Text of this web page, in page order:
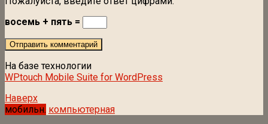
восемь + пять =
На базе технологии
WPtouch Mobile Suite for WordPress
Наверх
мобильн. компьютерная